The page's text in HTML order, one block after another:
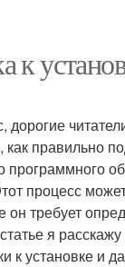
к
дорогие
правильно
программного
процесс
он требует
я
к установке и